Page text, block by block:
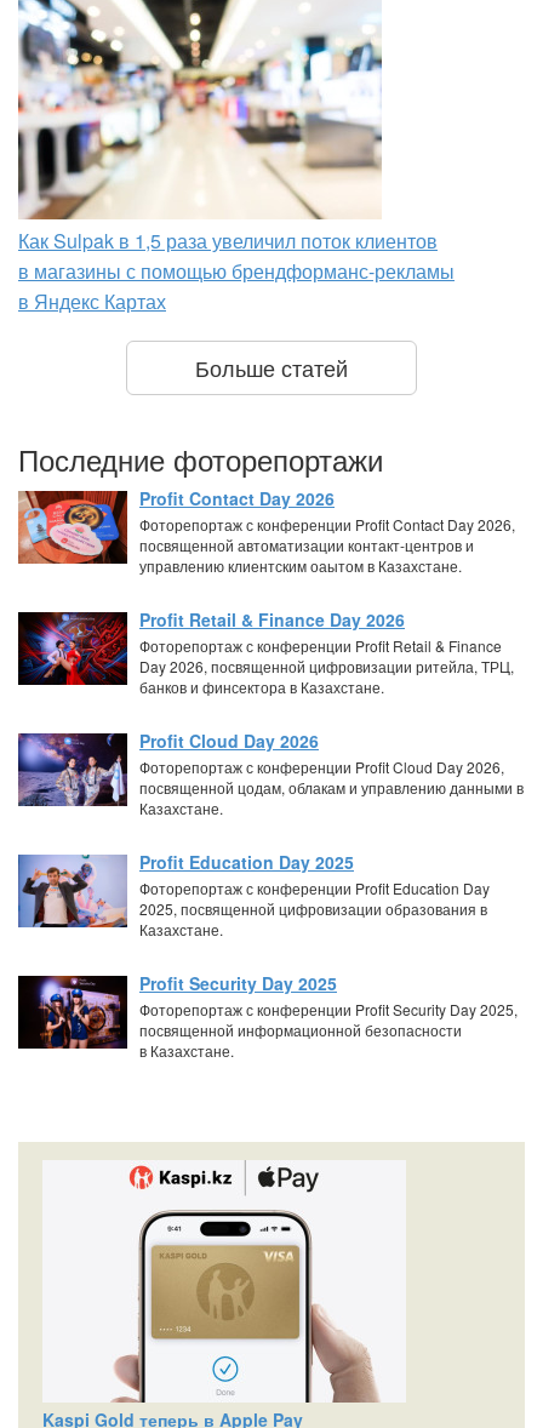
Как Sulpak в 1,5 раза увеличил поток клиентов
в магазины с помощью брендформанс-рекламы
в Яндекс Картах
Больше статей
Последние фоторепортажи
Profit Contact Day 2026
Фоторепортаж с конференции Profit Contact Day 2026,
посвященной автоматизации контакт-центров и
управлению клиентским оаытом в Казахстане.
Profit Retail & Finance Day 2026
Фоторепортаж с конференции Profit Retail & Finance
Day 2026, посвященной цифровизации ритейла, ТРЦ,
банков и финсектора в Казахстане.
Profit Cloud Day 2026
Фоторепортаж с конференции Profit Cloud Day 2026,
посвященной цодам, облакам и управлению данными в
Казахстане.
Profit Education Day 2025
Фоторепортаж с конференции Profit Education Day
2025, посвященной цифровизации образования в
Казахстане.
Profit Security Day 2025
Фоторепортаж с конференции Profit Security Day 2025,
посвященной информационной безопасности
в Казахстане.
Kaspi Gold теперь в Apple Pay